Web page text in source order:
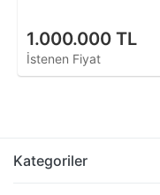
1.000.000 TL
İstenen Fiyat
Kategoriler